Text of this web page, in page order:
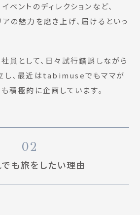
ベントのディレクションなど、
の魅力を磨き上げ、届けるといっ
員として、日々試行錯誤しながら
し、最近はtabimuseでもママが
積極的に企画しています。
02
も旅をしたい理由